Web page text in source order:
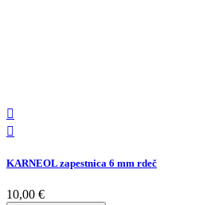


KARNEOL zapestnica 6 mm rdeč
10,00 €